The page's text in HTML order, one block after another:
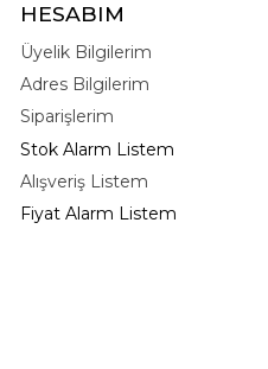
HESABIM
Üyelik Bilgilerim
Adres Bilgilerim
Siparişlerim
Stok Alarm Listem
Alışveriş Listem
Fiyat Alarm Listem